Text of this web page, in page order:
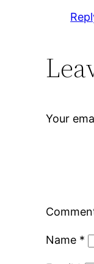
Your
Name *